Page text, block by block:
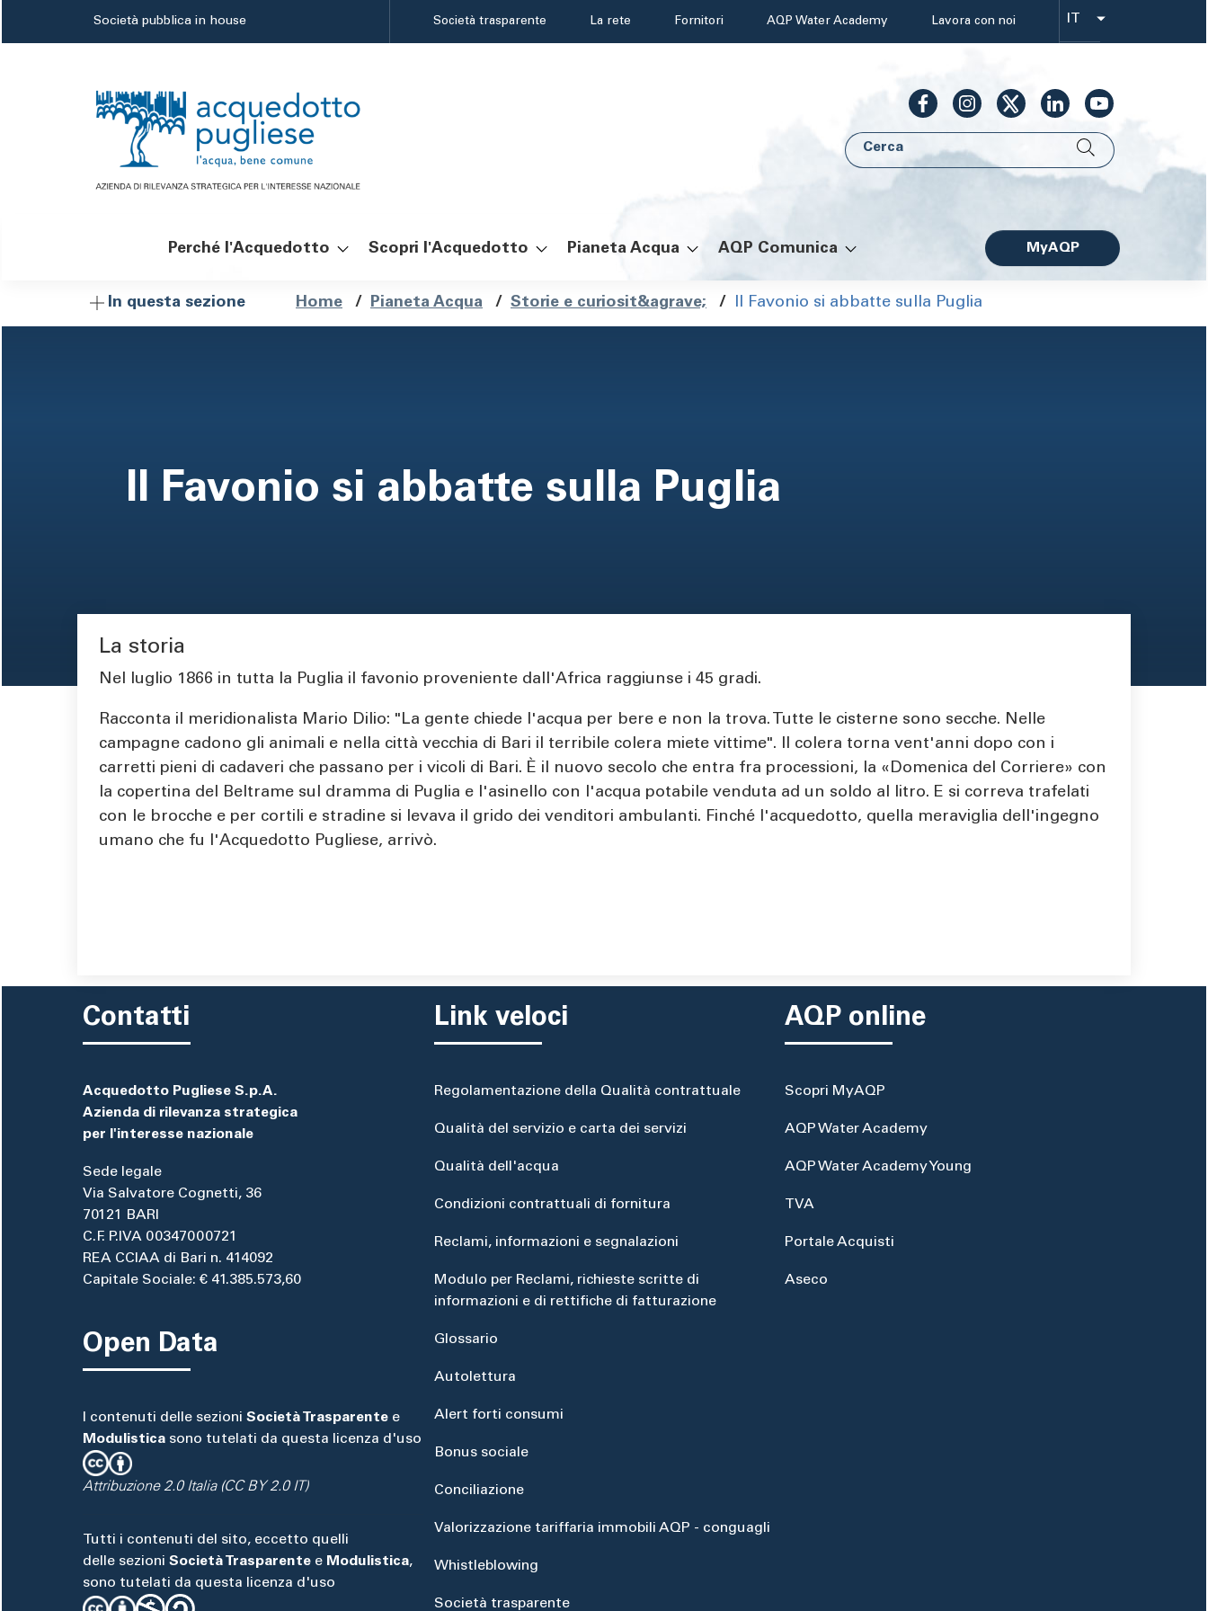
Società pubblica in house
Header
Società trasparente La rete Fornitori AQP Water Academy Lavora con noi
language
Cerca
Navigazione
Perché l'Acquedotto Scopri l'Acquedotto Pianeta Acqua AQP Comunica
AQP
Facile
MyAQP
In questa sezione
Briciole
Home / Pianeta Acqua / Storie e curiosit&agrave; / Il Favonio si abbatte sulla Puglia
Il Favonio si abbatte sulla Puglia
Area di testo
La storia
Nel luglio 1866 in tutta la Puglia il favonio proveniente dall'Africa raggiunse i 45 gradi.
Racconta il meridionalista Mario Dilio: "La gente chiede l'acqua per bere e non la trova. Tutte le cisterne sono secche. Nelle
campagne cadono gli animali e nella città vecchia di Bari il terribile colera miete vittime". Il colera torna vent'anni dopo con i
carretti pieni di cadaveri che passano per i vicoli di Bari. È il nuovo secolo che entra fra processioni, la «Domenica del Corriere» con
la copertina del Beltrame sul dramma di Puglia e l'asinello con l'acqua potabile venduta ad un soldo al litro. E si correva trafelati
con le brocche e per cortili e stradine si levava il grido dei venditori ambulanti. Finché l'acquedotto, quella meraviglia dell'ingegno
umano che fu l'Acquedotto Pugliese, arrivò.
Contatti
Acquedotto Pugliese S.p.A.
Azienda di rilevanza strategica
per l'interesse nazionale
Sede legale
Via Salvatore Cognetti, 36
70121 BARI
C.F. P.IVA 00347000721
REA CCIAA di Bari n. 414092
Capitale Sociale: € 41.385.573,60
Open Data
I contenuti delle sezioni Società Trasparente e
Modulistica sono tutelati da questa licenza d'uso
Attribuzione 2.0 Italia (CC BY 2.0 IT)
Tutti i contenuti del sito, eccetto quelli
delle sezioni Società Trasparente e Modulistica,
sono tutelati da questa licenza d'uso
Link veloci
Regolamentazione della Qualità contrattuale
Qualità del servizio e carta dei servizi
Qualità dell'acqua
Condizioni contrattuali di fornitura
Reclami, informazioni e segnalazioni
Modulo per Reclami, richieste scritte di
informazioni e di rettifiche di fatturazione
Glossario
Autolettura
Alert forti consumi
Bonus sociale
Conciliazione
Valorizzazione tariffaria immobili AQP - conguagli
Whistleblowing
Società trasparente
AQP online
Scopri MyAQP
AQP Water Academy
AQP Water Academy Young
TVA
Portale Acquisti
Aseco